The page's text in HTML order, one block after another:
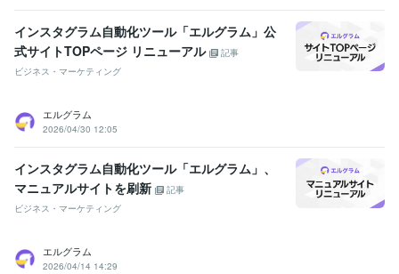
インスタグラム自動化ツール「エルグラム」公
式サイトTOPページ リニューアル
記事
ビジネス・マーケティング
エルグラム
2026/04/30 12:05
インスタグラム自動化ツール「エルグラム」、
マニュアルサイトを刷新
記事
ビジネス・マーケティング
エルグラム
2026/04/14 14:29